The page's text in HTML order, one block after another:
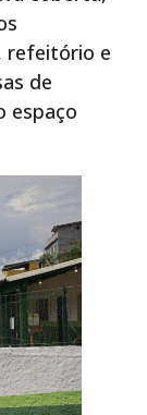
refeitório e
de
espaço